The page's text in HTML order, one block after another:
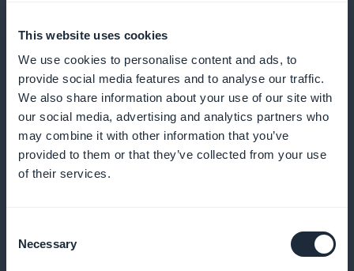
This website uses cookies
We use cookies to personalise content and ads, to
provide social media features and to analyse our traffic.
We also share information about your use of our site with
our social media, advertising and analytics partners who
may combine it with other information that you’ve
provided to them or that they’ve collected from your use
of their services.
Selection
Necessary
Lojalitetsprogram för dina kunder
Belöna dina lojala kunder med exklusiva förmåner
och belöningar
Erbjud exklusiva förmåner till dina mest